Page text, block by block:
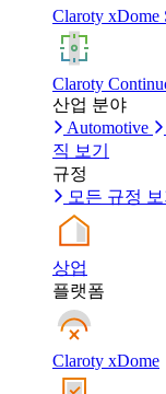
Claroty xDome
Claroty
산업 분야
Automotive
직 보기
규정
모든 규정 보
상업
플랫폼
Claroty xDome